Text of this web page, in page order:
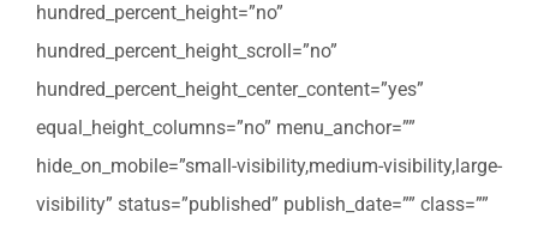
hundred_percent_height=”no”
hundred_percent_height_scroll=”no”
hundred_percent_height_center_content=”yes”
equal_height_columns=”no” menu_anchor=””
hide_on_mobile=”small-visibility,medium-visibility,large-
visibility” status=”published” publish_date=”” class=””